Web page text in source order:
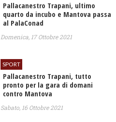
Pallacanestro Trapani, ultimo
quarto da incubo e Mantova passa
al PalaConad
Domenica, 17 Ottobre 2021
SPORT
Pallacanestro Trapani, tutto
pronto per la gara di domani
contro Mantova
Sabato, 16 Ottobre 2021